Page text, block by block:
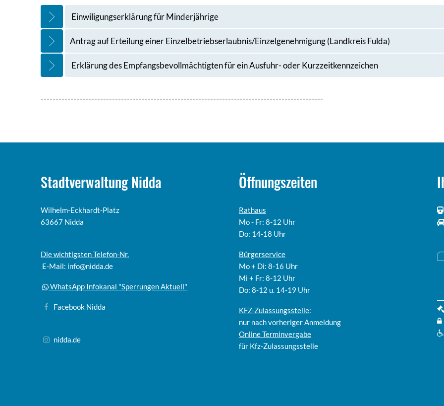
Einwiligungserklärung für Minderjährige
Antrag auf Erteilung einer Einzelbetriebserlaubnis/Einzelgenehmigung (Landkreis Fulda)
Erklärung des Empfangsbevollmächtigten für ein Ausfuhr- oder Kurzzeitkennzeichen
-----------------------------------------------------------------------------------------------
Stadtverwaltung Nidda
Wilhelm-Eckhardt-Platz
63667 Nidda
Die wichtigsten Telefon-Nr.
E-Mail: info@nidda.de
WhatsApp Infokanal "Sperrungen Aktuell"
Facebook Nidda
nidda.de
Öffnungszeiten
Rathaus
Mo - Fr: 8-12 Uhr
Do: 14-18 Uhr
Bürgerservice
Mo + Di: 8-16 Uhr
Mi + Fr: 8-12 Uhr
Do: 8-12 u. 14-19 Uhr
KFZ-Zulassungsstelle:
nur nach vorheriger Anmeldung
OnlineTerminvergabe
für Kfz-Zulassungsstelle